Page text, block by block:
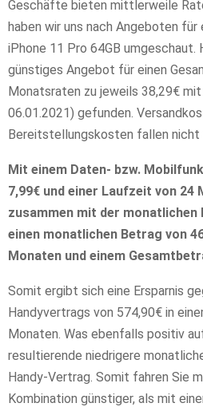
Geschäfte bieten mittlerweile
haben wir uns nach Angeboten für
iPhone 11 Pro 64GB umgeschaut.
günstiges Angebot für einen
Monatsraten zu jeweils 38,29€
06.01.2021) gefunden.
Bereitstellungskosten fallen nicht
Mit einem Daten- bzw.
7,99€ und einer Laufzeit von 24
zusammen mit der monatlichen
einen monatlichen Betrag von
Monaten und einem
Somit ergibt sich eine Ersparnis
Handyvertrags von 574,90€ in
Monaten. Was ebenfalls positiv
resultierende niedrigere
Handy-Vertrag. Somit fahren Sie
Kombination günstiger, als mit